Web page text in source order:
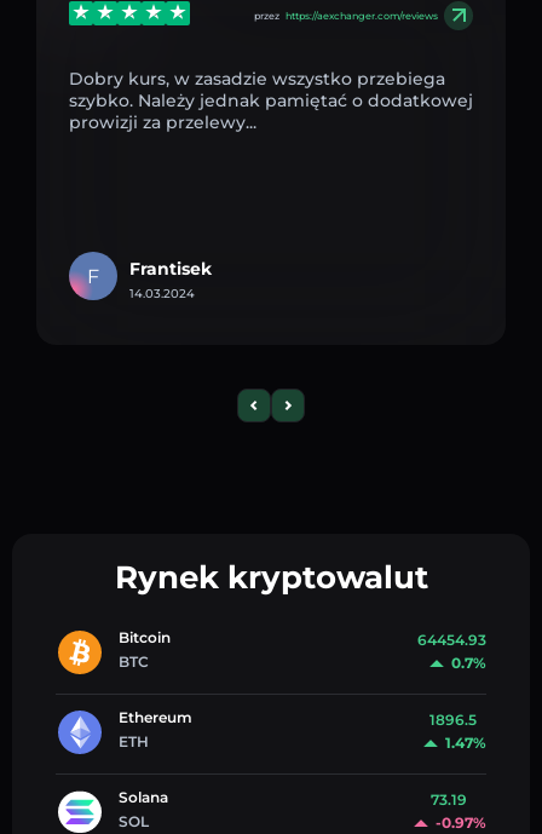
przez https://aexchanger.com/reviews
Dobry kurs, w zasadzie wszystko przebiega
szybko. Należy jednak pamiętać o dodatkowej
prowizji za przelewy...
F Frantisek
14.03.2024
Rynek kryptowalut
Bitcoin
BTC
64454.93
0.7%
Ethereum
ETH
1896.5
1.47%
Solana
SOL
73.19
-0.97%